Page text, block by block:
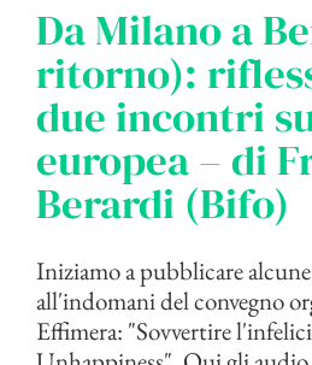
Da Milano a
ritorno):
due incontri
europea – di
Berardi (Bifo)
Iniziamo a pubblicare
all'indomani del convegno
Effimera: "Sovvertire